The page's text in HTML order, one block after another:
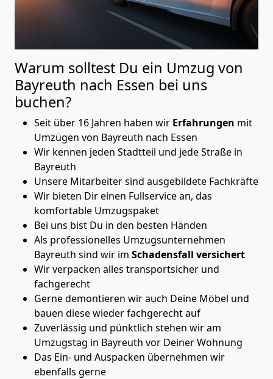
Warum solltest Du ein Umzug von
Bayreuth nach Essen bei uns
buchen?
Seit über 16 Jahren haben wir Erfahrungen mit
Umzügen von Bayreuth nach Essen
Wir kennen jeden Stadtteil und jede Straße in
Bayreuth
Unsere Mitarbeiter sind ausgebildete Fachkräfte
Wir bieten Dir einen Fullservice an, das
komfortable Umzugspaket
Bei uns bist Du in den besten Händen
Als professionelles Umzugsunternehmen
Bayreuth sind wir im Schadensfall versichert
Wir verpacken alles transportsicher und
fachgerecht
Gerne demontieren wir auch Deine Möbel und
bauen diese wieder fachgerecht auf
Zuverlässig und pünktlich stehen wir am
Umzugstag in Bayreuth vor Deiner Wohnung
Das Ein- und Auspacken übernehmen wir
ebenfalls gerne